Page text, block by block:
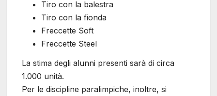
Tiro con la balestra
Tiro con la fionda
Freccette Soft
Freccette Steel
La stima degli alunni presenti sarà di circa
1.000 unità.
Per le discipline paralimpiche, inoltre, si